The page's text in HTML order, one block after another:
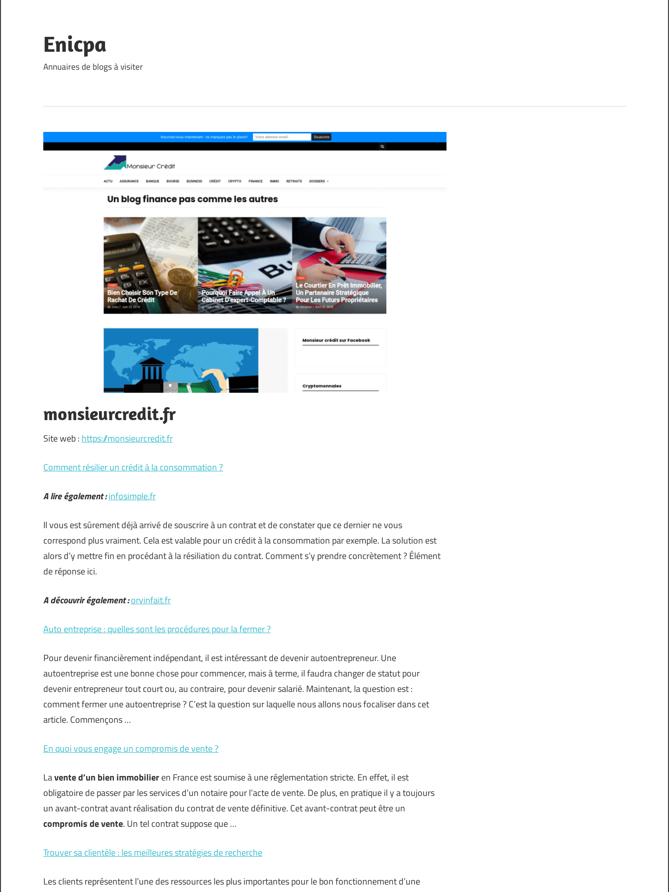
content
Enicpa
Annuaires de blogs à visiter
monsieurcredit.fr
Site web : https://monsieurcredit.fr
Comment résilier un crédit à la consommation ?
A lire également :infosimple.fr
Il vous est sûrement déjà arrivé de souscrire à un contrat et de constater que ce dernier ne vous
correspond plus vraiment. Cela est valable pour un crédit à la consommation par exemple. La solution est
alors d’y mettre fin en procédant à la résiliation du contrat. Comment s’y prendre concrètement ? Élément
de réponse ici.
A découvrir également :orvinfait.fr
Auto entreprise : quelles sont les procédures pour la fermer ?
Pour devenir financièrement indépendant, il est intéressant de devenir autoentrepreneur. Une
autoentreprise est une bonne chose pour commencer, mais à terme, il faudra changer de statut pour
devenir entrepreneur tout court ou, au contraire, pour devenir salarié. Maintenant, la question est :
comment fermer une autoentreprise ? C’est la question sur laquelle nous allons nous focaliser dans cet
article. Commençons …
En quoi vous engage un compromis de vente ?
Lavente d’un bien immobilieren France est soumise à une réglementation stricte. En effet, il est
obligatoire de passer par les services d’un notaire pour l’acte de vente. De plus, en pratique il y a toujours
un avant-contrat avant réalisation du contrat de vente définitive. Cet avant-contrat peut être un
compromis de vente. Un tel contrat suppose que …
Trouver sa clientèle : les meilleures stratégies de recherche
Les clients représentent l’une des ressources les plus importantes pour le bon fonctionnement d’une